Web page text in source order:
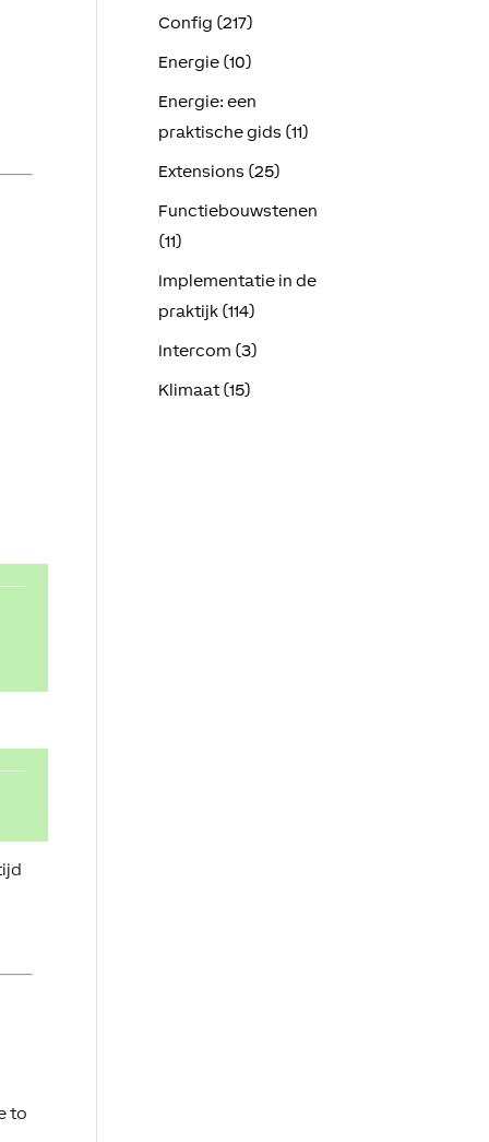
to
Config (217)
Energie (10)
Energie: een
praktische gids (11)
Extensions (25)
Functiebouwstenen
(11)
Implementatie in de
praktijk (114)
Intercom (3)
Klimaat (15)